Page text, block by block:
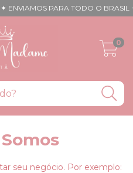
ENVIAMOS PARA TODO O BRASIL
0
seu negócio. Por exemplo: